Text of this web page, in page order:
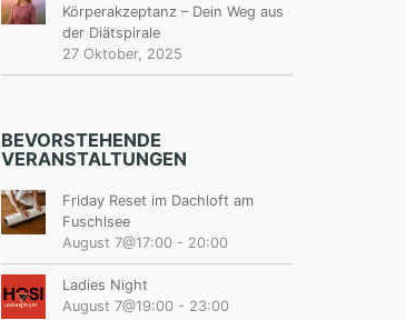
Körperakzeptanz – Dein Weg aus
der Diätspirale
27 Oktober, 2025
BEVORSTEHENDE
VERANSTALTUNGEN
Friday Reset im Dachloft am
Fuschlsee
August 7@17:00- 20:00
Ladies Night
August 7@19:00- 23:00